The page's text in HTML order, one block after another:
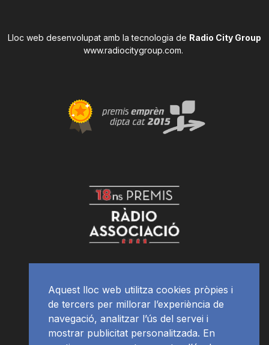
Lloc web desenvolupat amb la tecnologia de Radio City Group
www.radiocitygroup.com.
Aquest lloc web utilitza cookies pròpies i
de tercers per millorar l’experiència de
navegació, analitzar l’ús del servei i
mostrar publicitat personalitzada. En